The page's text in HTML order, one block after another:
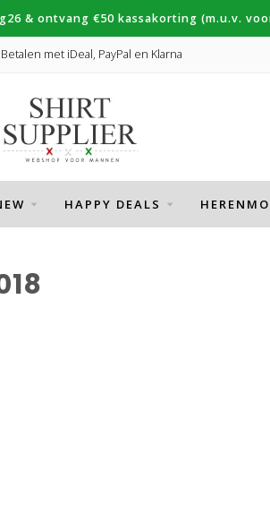
& ontvang €50 kassakorting (m.u.v.
met iDeal, PayPal en Klarna
HAPPY DEALS